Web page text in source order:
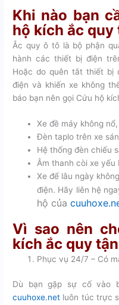
Khi nào bạn
hộ kích ắc quy
Ắc quy ô tô là bộ phận
hành các thiết bị điện
Hoặc do quên tắt thiết bị
điện và khiến xe không
báo bạn nên gọi Cứu hộ
Xe đề máy không
Đèn taplo trên xe
Hệ thống đèn chiếu
Âm thanh còi xe yếu
Xe để lâu ngày
điện. Hãy liên hệ
hộ của
Vì sao nên
kích ắc quy
Phục vụ 24/7 – Có
Dù bạn gặp sự cố vào
cuuhoxe.net luôn túc trực